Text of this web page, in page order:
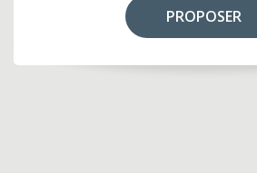
PROPOSER